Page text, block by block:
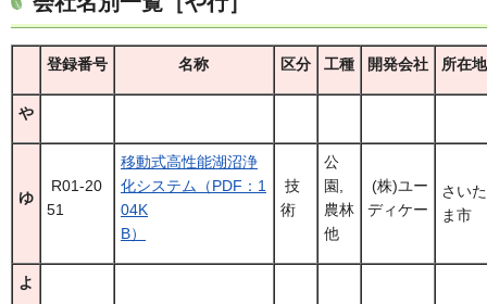
登録番号 名称 区分 工種 開発会社 所在地
や
ゆ
R01-20
51
移動式高性能湖沼浄
化システム（PDF：1
04K
B）
技
術
公
園,
農林
他
(株)ユー
ディケー
さいた
ま市
よ